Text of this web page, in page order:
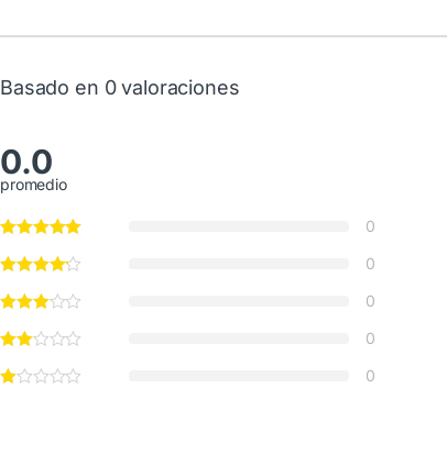
Basado en 0 valoraciones
0.0
promedio
0
0
0
0
0